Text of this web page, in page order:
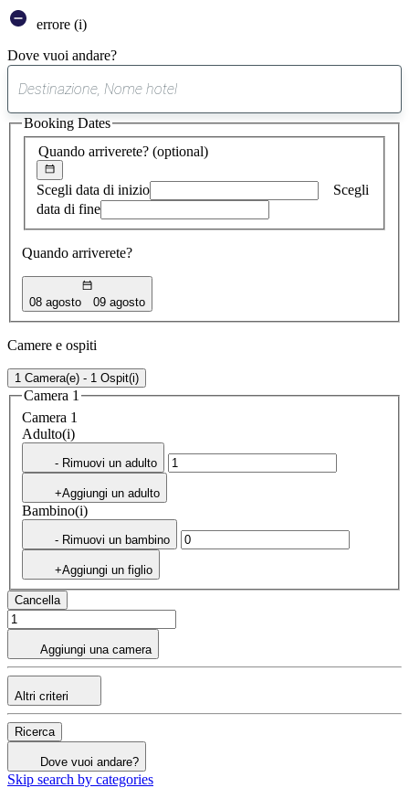
errore (i)
Dove vuoi andare?
suggerimento
trovato
Quando arriverete? (optional)
Scegli data di inizio
Scegli
data di fine
Quando arriverete?
08 agosto 09 agosto
Booking Dates
Camere e ospiti
1 Camera(e) - 1 Ospit(i)
Camera 1
Camera 1
Adulto(i)
- Rimuovi un adulto
+Aggiungi un adulto
Bambino(i)
- Rimuovi un bambino
+Aggiungi un figlio
Cancella
Aggiungi una camera
Altri criteri
Ricerca
Dove vuoi andare?
Skip search by categories